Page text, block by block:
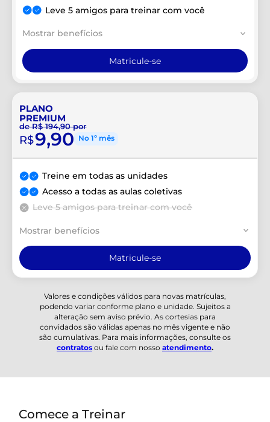
Leve 5 amigos para treinar com você
Mostrar benefícios
Matricule-se
PLANO
PREMIUM
de R$ 194,90 por
R$9,90 No 1º mês
Treine em todas as unidades
Acesso a todas as aulas coletivas
Leve 5 amigos para treinar com você
Mostrar benefícios
Matricule-se
Valores e condições válidos para novas matrículas,
podendo variar conforme plano e unidade. Sujeitos a
alteração sem aviso prévio. As cortesias para
convidados são válidas apenas no mês vigente e não
são cumulativas. Para mais informações, consulte os
contratos ou fale com nosso atendimento.
Comece a Treinar